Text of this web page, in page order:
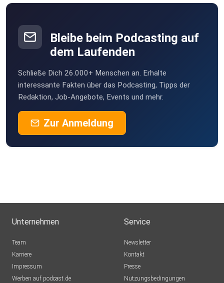
Bleibe beim Podcasting auf
dem Laufenden
Schließe Dich 26.000+ Menschen an. Erhalte
interessante Fakten über das Podcasting, Tipps der
Redaktion, Job-Angebote, Events und mehr.
Zur Anmeldung
Unternehmen
Team
Karriere
Impressum
Werben auf podcast.de
Service
Newsletter
Kontakt
Presse
Nutzungsbedingungen